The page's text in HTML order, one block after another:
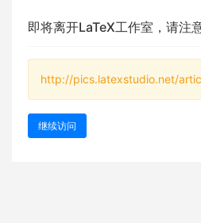
即将离开LaTeX工作室，请注
http://pics.latexstudio.net/
继续访问